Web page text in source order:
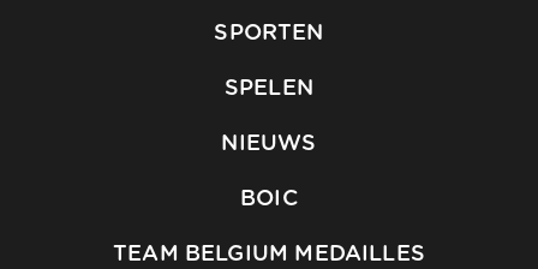
SPORTEN
SPELEN
NIEUWS
BOIC
TEAM BELGIUM MEDAILLES